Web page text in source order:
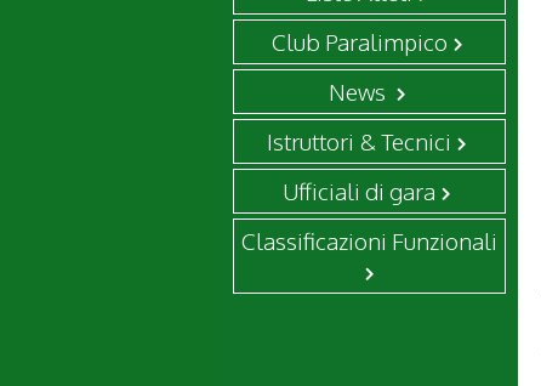
Club Paralimpico
News
Istruttori & Tecnici
Ufficiali di gara
Classificazioni Funzionali